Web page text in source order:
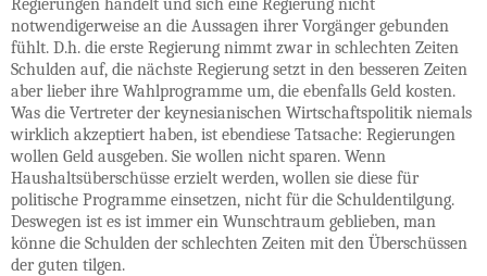
Regierungen handelt und sich eine Regierung nicht
notwendigerweise an die Aussagen ihrer Vorgänger gebunden
fühlt. D.h. die erste Regierung nimmt zwar in schlechten Zeiten
Schulden auf, die nächste Regierung setzt in den besseren Zeiten
aber lieber ihre Wahlprogramme um, die ebenfalls Geld kosten.
Was die Vertreter der keynesianischen Wirtschaftspolitik niemals
wirklich akzeptiert haben, ist ebendiese Tatsache: Regierungen
wollen Geld ausgeben. Sie wollen nicht sparen. Wenn
Haushaltsüberschüsse erzielt werden, wollen sie diese für
politische Programme einsetzen, nicht für die Schuldentilgung.
Deswegen ist es ist immer ein Wunschtraum geblieben, man
könne die Schulden der schlechten Zeiten mit den Überschüssen
der guten tilgen.